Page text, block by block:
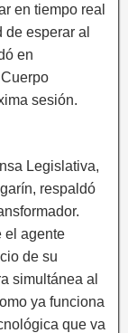
en tiempo real
esperar al
en
sesión.
Legislativa,
respaldó
el agente
de su
simultánea al
ya funciona
que va